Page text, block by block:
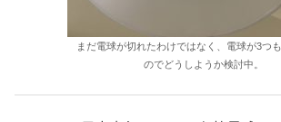
まだ電球が切れたわけではなく、電球が3つ
のでどうしようか検討中。